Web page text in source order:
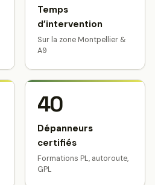
Temps
d’intervention
Sur la zone Montpellier &
A9
40
Dépanneurs
certifiés
Formations PL, autoroute,
GPL